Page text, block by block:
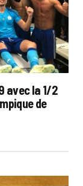
avec la 1/2
de